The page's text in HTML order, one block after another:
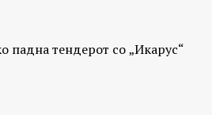
падна тендерот со „Икарус“